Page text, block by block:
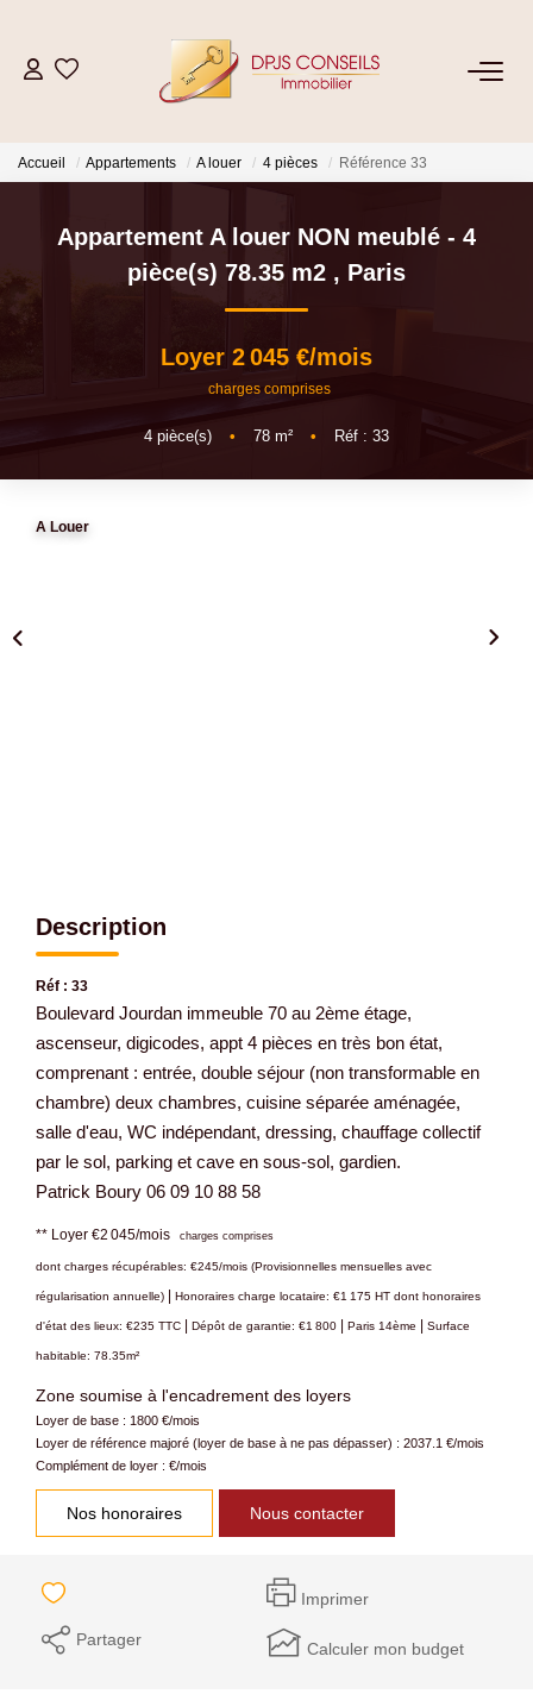
Acheter
VENDRE
GESTION LOCATIVE
Accueil Appartements A louer 4 pièces Référence 33
Appartement A louer NON meublé - 4
pièce(s) 78.35 m2 , Paris
Loyer 2 045 €/mois
charges comprises
4 pièce(s) • 78 m² • Réf : 33
A Louer
Description
Réf : 33
Boulevard Jourdan immeuble 70 au 2ème étage,
ascenseur, digicodes, appt 4 pièces en très bon état,
comprenant : entrée, double séjour (non transformable en
chambre) deux chambres, cuisine séparée aménagée,
salle d'eau, WC indépendant, dressing, chauffage collectif
par le sol, parking et cave en sous-sol, gardien.
Patrick Boury 06 09 10 88 58
** Loyer €2 045/mois charges comprises
dont charges récupérables: €245/mois (Provisionnelles mensuelles avec
régularisation annuelle) | Honoraires charge locataire: €1 175 HT dont honoraires
d'état des lieux: €235 TTC | Dépôt de garantie: €1 800 | Paris 14ème | Surface
habitable: 78.35m²
Zone soumise à l'encadrement des loyers
Loyer de base : 1800 €/mois
Loyer de référence majoré (loyer de base à ne pas dépasser) : 2037.1 €/mois
Complément de loyer : €/mois
Nos honoraires Nous contacter
Imprimer
Partager Calculer mon budget